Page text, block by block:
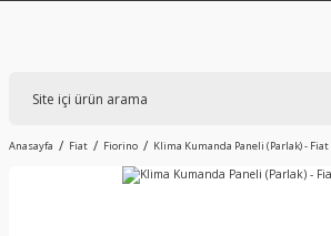
Anasayfa Fiat Fiorino Klima Kumanda Paneli (Parlak) -